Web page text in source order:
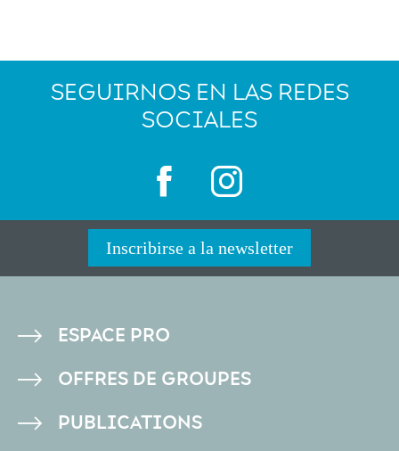
SEGUIRNOS EN LAS REDES
SOCIALES
Inscribirse a la newsletter
PIED
DE
ESPACE PRO
OFFRES DE GROUPES
PUBLICATIONS